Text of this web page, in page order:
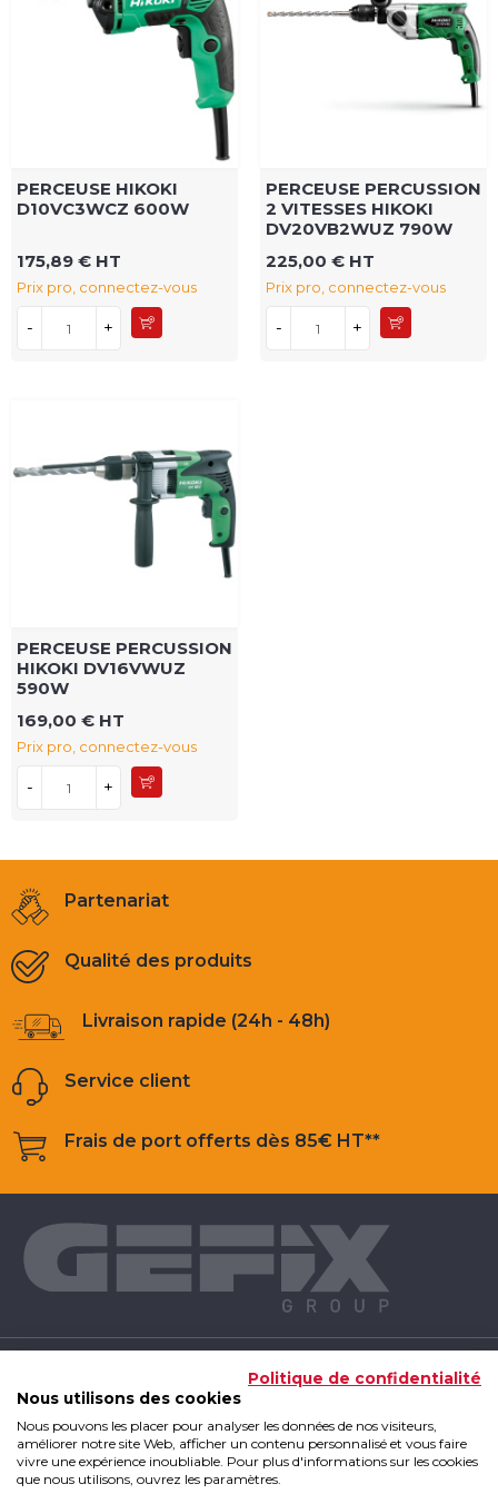
PERCEUSE HIKOKI
D10VC3WCZ 600W
175,89 € HT
Prix pro, connectez-vous
- +
PERCEUSE PERCUSSION
2 VITESSES HIKOKI
DV20VB2WUZ 790W
225,00 € HT
Prix pro, connectez-vous
- +
PERCEUSE PERCUSSION
HIKOKI DV16VWUZ
590W
169,00 € HT
Prix pro, connectez-vous
- +
Partenariat
Qualité des produits
Livraison rapide (24h - 48h)
Service client
Frais de port offerts dès 85€ HT**
INFOS UTILES
Politique de confidentialité
Nous utilisons des cookies
Nous pouvons les placer pour analyser les données de nos visiteurs,
améliorer notre site Web, afficher un contenu personnalisé et vous faire
vivre une expérience inoubliable. Pour plus d'informations sur les cookies
que nous utilisons, ouvrez les paramètres.